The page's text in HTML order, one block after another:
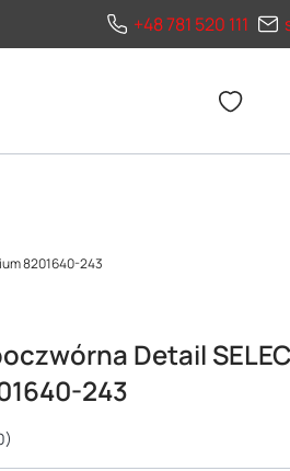
+48 781 520 111
8201640-243
Detail
243